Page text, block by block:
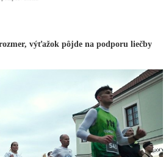
výťažok pôjde na podporu liečby